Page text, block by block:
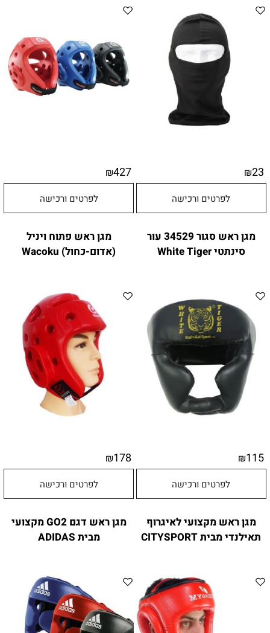
₪23
לפרטים ורכישה
₪427
לפרטים ורכישה
מגן ראש סגור 34529 עור
סינתטי White Tiger
₪115
לפרטים ורכישה
מגן ראש פתוח ויניל
(אדום-כחול) Wacoku
₪178
לפרטים ורכישה
מגן ראש מקצועי לאיגרוף
תאילנדי מבית CITYSPORT
מגן ראש דגם GO2 מקצועי
מבית ADIDAS